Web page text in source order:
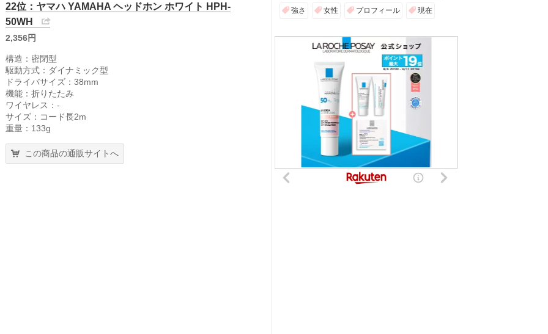
22位：ヤマハ YAMAHA ヘッドホン ホワイト HPH-
50WH
2,356円
構造：密閉型
駆動方式：ダイナミック型
ドライバサイズ：38mm
機能：折りたたみ
ワイヤレス：-
サイズ：コード長2m
重量：133g
この商品の通販サイトへ
強さ 女性 プロフィール 現在